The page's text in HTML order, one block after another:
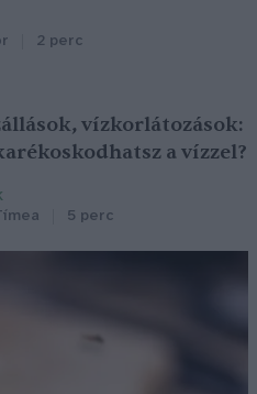
2 perc
vízkorlátozások:
a vízzel?
5 perc